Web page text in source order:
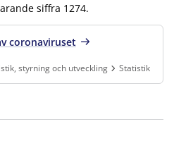
siffra 1274.
coronaviruset
styrning och utveckling
Statistik
Statistik, styrning och utveckling,